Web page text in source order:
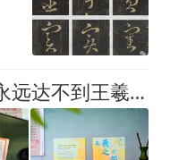
AI 完美复刻书法，为何永远达不到王羲之的笔墨境界？